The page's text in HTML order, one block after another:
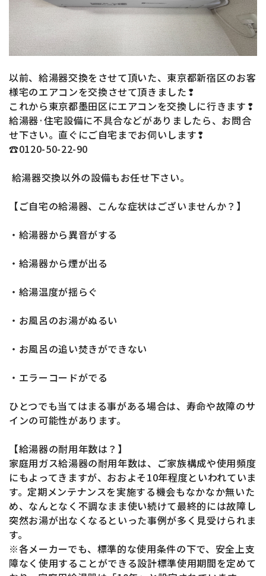
以前、給湯器交換をさせて頂いた、東京都新宿区のお客
様宅のエアコンを交換させて頂きました❢
これから東京都墨田区にエアコンを交換しに行きます❢
給湯器·住宅設備に不具合などがありましたら、お問合
せ下さい。直ぐにご自宅までお伺いします❢
☎0120-50-22-90
給湯器交換以外の設備もお任せ下さい。
【ご自宅の給湯器、こんな症状はございませんか？】
・給湯器から異音がする
・給湯器から煙が出る
・給湯温度が揺らぐ
・お風呂のお湯がぬるい
・お風呂の追い焚きができない
・エラーコードがでる
ひとつでも当てはまる事がある場合は、寿命や故障のサ
インの可能性があります。
【給湯器の耐用年数は？】
家庭用ガス給湯器の耐用年数は、ご家族構成や使用頻度
にもよってきますが、おおよそ10年程度といわれていま
す。定期メンテナンスを実施する機会もなかなか無いた
め、なんとなく不調なまま使い続けて最終的には故障し
突然お湯が出なくなるといった事例が多く見受けられま
す。
※各メーカーでも、標準的な使用条件の下で、安全上支
障なく使用することができる設計標準使用期間を定めて